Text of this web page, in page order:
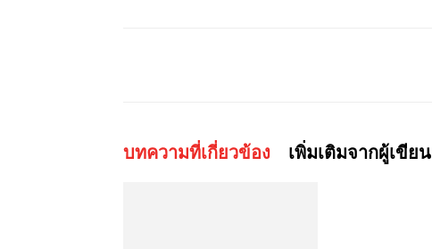
บทความที่เกี่ยวข้อง เพิ่มเติมจากผู้เขียน